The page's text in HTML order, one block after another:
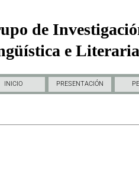
de
e
INICIO PRESENTACIÓN